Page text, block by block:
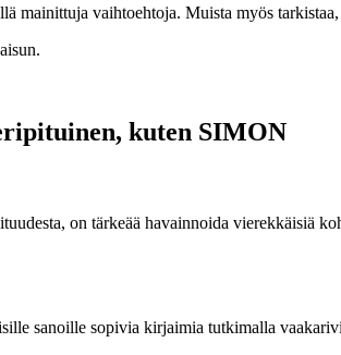
vaihtoehtoja. Muista myös
kuten SIMON
on tärkeää havainnoida vierekkäisiä
sanoille sopivia kirjaimia tutkimalla